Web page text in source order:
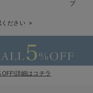
ブ
ださい
詳細はコチラ